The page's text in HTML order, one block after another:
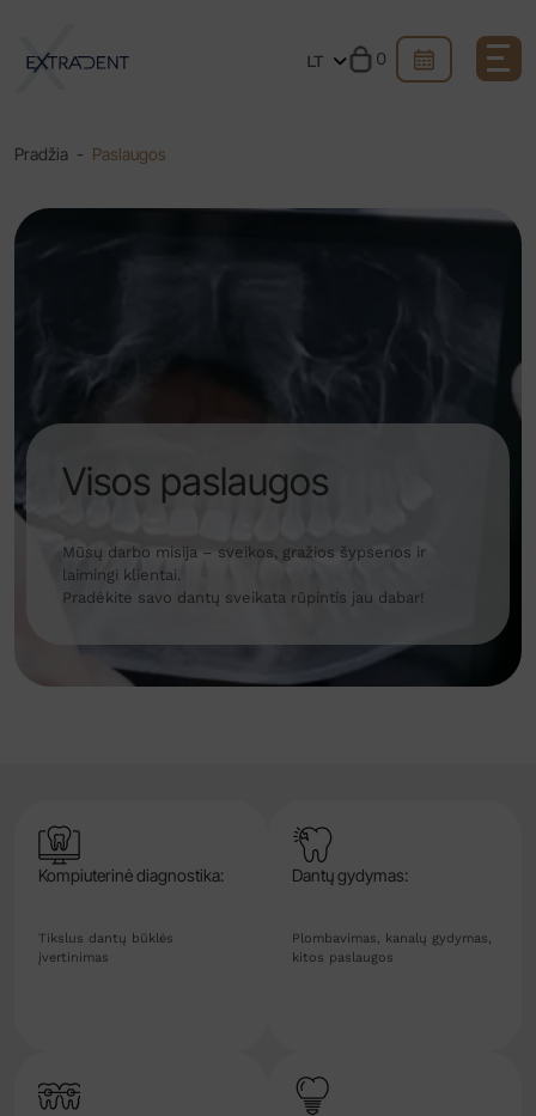
LT 0
Pradžia - Paslaugos
Visos paslaugos
Mūsų darbo misija – sveikos, gražios šypsenos ir
laimingi klientai.
Pradėkite savo dantų sveikata rūpintis jau dabar!
Kompiuterinė diagnostika:
Tikslus dantų būklės
įvertinimas
Dantų gydymas:
Plombavimas, kanalų gydymas,
kitos paslaugos